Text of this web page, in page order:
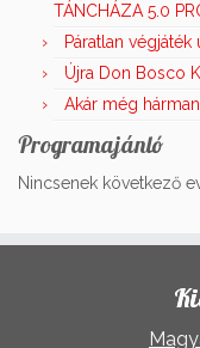
TÁNCHÁZA 5.0
Páratlan
Újra Don Bosco
Akár még
Programajánló
Nincsenek következő